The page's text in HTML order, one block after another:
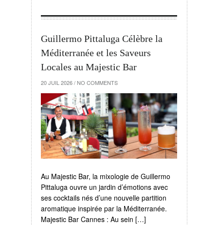
Guillermo Pittaluga Célèbre la
Méditerranée et les Saveurs
Locales au Majestic Bar
20 JUIL 2026 / NO COMMENTS
Au Majestic Bar, la mixologie de Guillermo
Pittaluga ouvre un jardin d’émotions avec
ses cocktails nés d’une nouvelle partition
aromatique inspirée par la Méditerranée.
Majestic Bar Cannes : Au sein […]